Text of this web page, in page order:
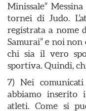
Minissale”
tornei di Judo.
registrata a nome
Samurai” e noi
chi sia il vero
sportiva. Quindi, chi
7) Nei
abbiamo inserito
atleti. Come si